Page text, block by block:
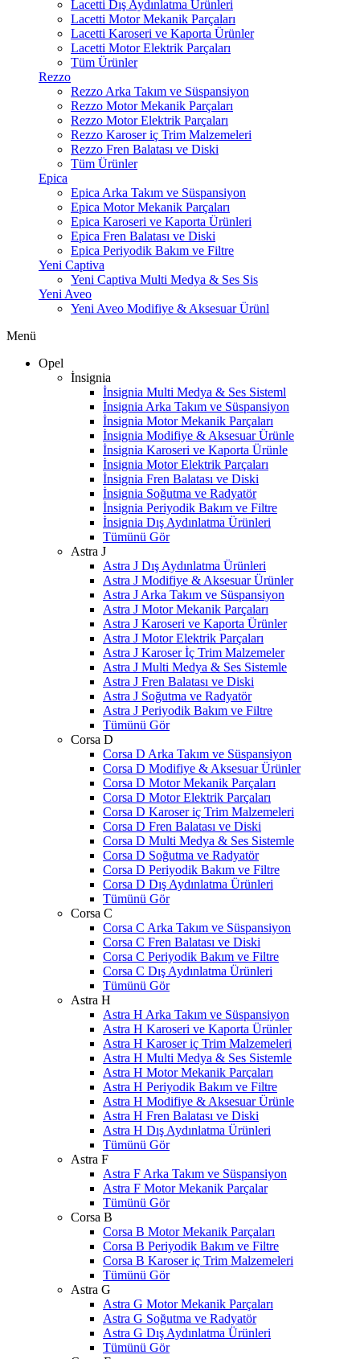
Lacetti Dış Aydınlatma Ürünleri
Lacetti Motor Mekanik Parçaları
Lacetti Karoseri ve Kaporta Ürünler
Lacetti Motor Elektrik Parçaları
Tüm Ürünler
Rezzo
Rezzo Arka Takım ve Süspansiyon
Rezzo Motor Mekanik Parçaları
Rezzo Motor Elektrik Parçaları
Rezzo Karoser iç Trim Malzemeleri
Rezzo Fren Balatası ve Diski
Tüm Ürünler
Epica
Epica Arka Takım ve Süspansiyon
Epica Motor Mekanik Parçaları
Epica Karoseri ve Kaporta Ürünleri
Epica Fren Balatası ve Diski
Epica Periyodik Bakım ve Filtre
Yeni Captiva
Yeni Captiva Multi Medya & Ses Sis
Yeni Aveo
Yeni Aveo Modifiye & Aksesuar Ürünl
Menü
Opel
İnsignia
İnsignia Multi Medya & Ses Sisteml
İnsignia Arka Takım ve Süspansiyon
İnsignia Motor Mekanik Parçaları
İnsignia Modifiye & Aksesuar Ürünle
İnsignia Karoseri ve Kaporta Ürünle
İnsignia Motor Elektrik Parçaları
İnsignia Fren Balatası ve Diski
İnsignia Soğutma ve Radyatör
İnsignia Periyodik Bakım ve Filtre
İnsignia Dış Aydınlatma Ürünleri
Tümünü Gör
Astra J
Astra J Dış Aydınlatma Ürünleri
Astra J Modifiye & Aksesuar Ürünler
Astra J Arka Takım ve Süspansiyon
Astra J Motor Mekanik Parçaları
Astra J Karoseri ve Kaporta Ürünler
Astra J Motor Elektrik Parçaları
Astra J Karoser İç Trim Malzemeler
Astra J Multi Medya & Ses Sistemle
Astra J Fren Balatası ve Diski
Astra J Soğutma ve Radyatör
Astra J Periyodik Bakım ve Filtre
Tümünü Gör
Corsa D
Corsa D Arka Takım ve Süspansiyon
Corsa D Modifiye & Aksesuar Ürünler
Corsa D Motor Mekanik Parçaları
Corsa D Motor Elektrik Parçaları
Corsa D Karoser iç Trim Malzemeleri
Corsa D Fren Balatası ve Diski
Corsa D Multi Medya & Ses Sistemle
Corsa D Soğutma ve Radyatör
Corsa D Periyodik Bakım ve Filtre
Corsa D Dış Aydınlatma Ürünleri
Tümünü Gör
Corsa C
Corsa C Arka Takım ve Süspansiyon
Corsa C Fren Balatası ve Diski
Corsa C Periyodik Bakım ve Filtre
Corsa C Dış Aydınlatma Ürünleri
Tümünü Gör
Astra H
Astra H Arka Takım ve Süspansiyon
Astra H Karoseri ve Kaporta Ürünler
Astra H Karoser iç Trim Malzemeleri
Astra H Multi Medya & Ses Sistemle
Astra H Motor Mekanik Parçaları
Astra H Periyodik Bakım ve Filtre
Astra H Modifiye & Aksesuar Ürünle
Astra H Fren Balatası ve Diski
Astra H Dış Aydınlatma Ürünleri
Tümünü Gör
Astra F
Astra F Arka Takım ve Süspansiyon
Astra F Motor Mekanik Parçalar
Tümünü Gör
Corsa B
Corsa B Motor Mekanik Parçaları
Corsa B Periyodik Bakım ve Filtre
Corsa B Karoser iç Trim Malzemeleri
Tümünü Gör
Astra G
Astra G Motor Mekanik Parçaları
Astra G Soğutma ve Radyatör
Astra G Dış Aydınlatma Ürünleri
Tümünü Gör